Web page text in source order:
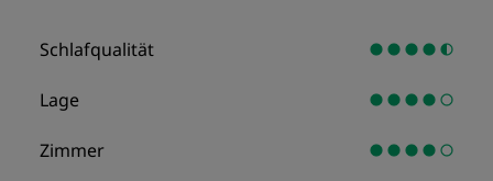
Schlafqualität
Lage
Zimmer